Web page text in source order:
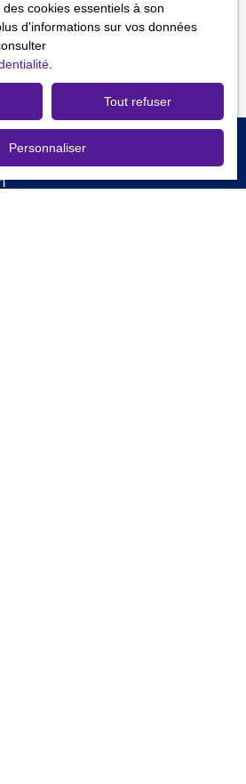
des annonces
cookies essentiels à son
d'informations sur vos données
Tout refuser
Personnaliser